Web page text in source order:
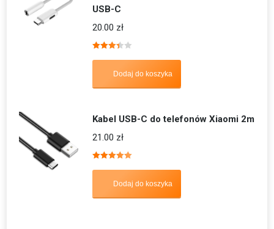
USB-C
20.00 zł
3.40
Dodaj do koszyka
Kabel USB-C do telefonów Xiaomi 2m
21.00 zł
5.00
Dodaj do koszyka